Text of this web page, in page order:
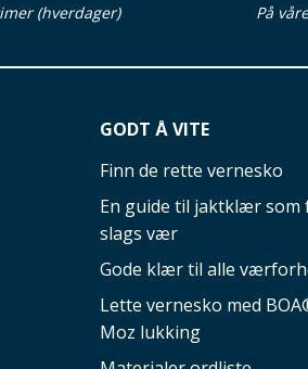
(hverdager) På
GODT Å VITE
Finn de rette vernesko
En guide til jaktklær som
slags vær
Gode klær til alle
Lette vernesko med
Moz lukking